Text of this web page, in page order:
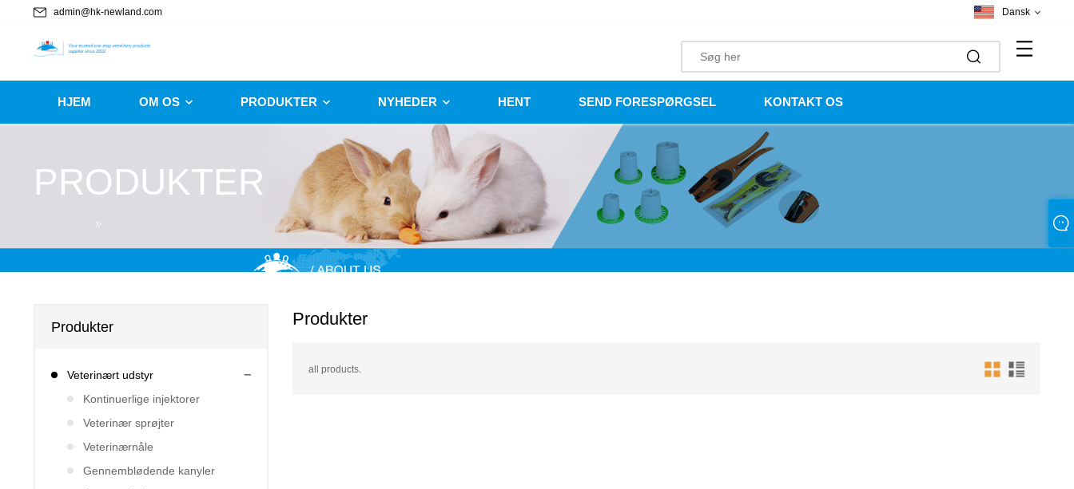
admin@hk-newland.com Dansk
HJEM OM OS PRODUKTER NYHEDER HENT SEND FORESPØRGSEL KONTAKT OS
PRODUKTER
Produkter
Veterinært udstyr
Kontinuerlige injektorer
Veterinær sprøjter
Veterinærnåle
Gennemblødende kanyler
Produkter
all products.